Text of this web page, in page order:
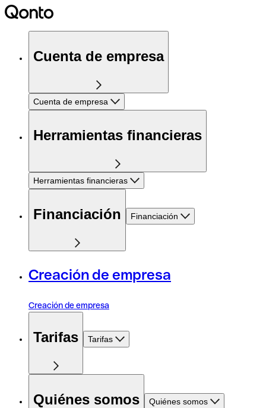
Cuenta de empresa
Cuenta de empresa
Herramientas financieras
Herramientas financieras
Financiación Financiación
Creación de empresa
Creación de empresa
Tarifas Tarifas
Quiénes somos Quiénes somos